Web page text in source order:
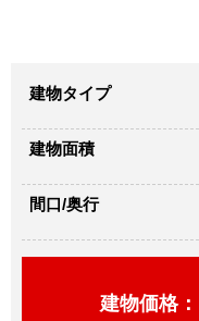
建物タイプ
建物面積
間口/奥行
建物価格：